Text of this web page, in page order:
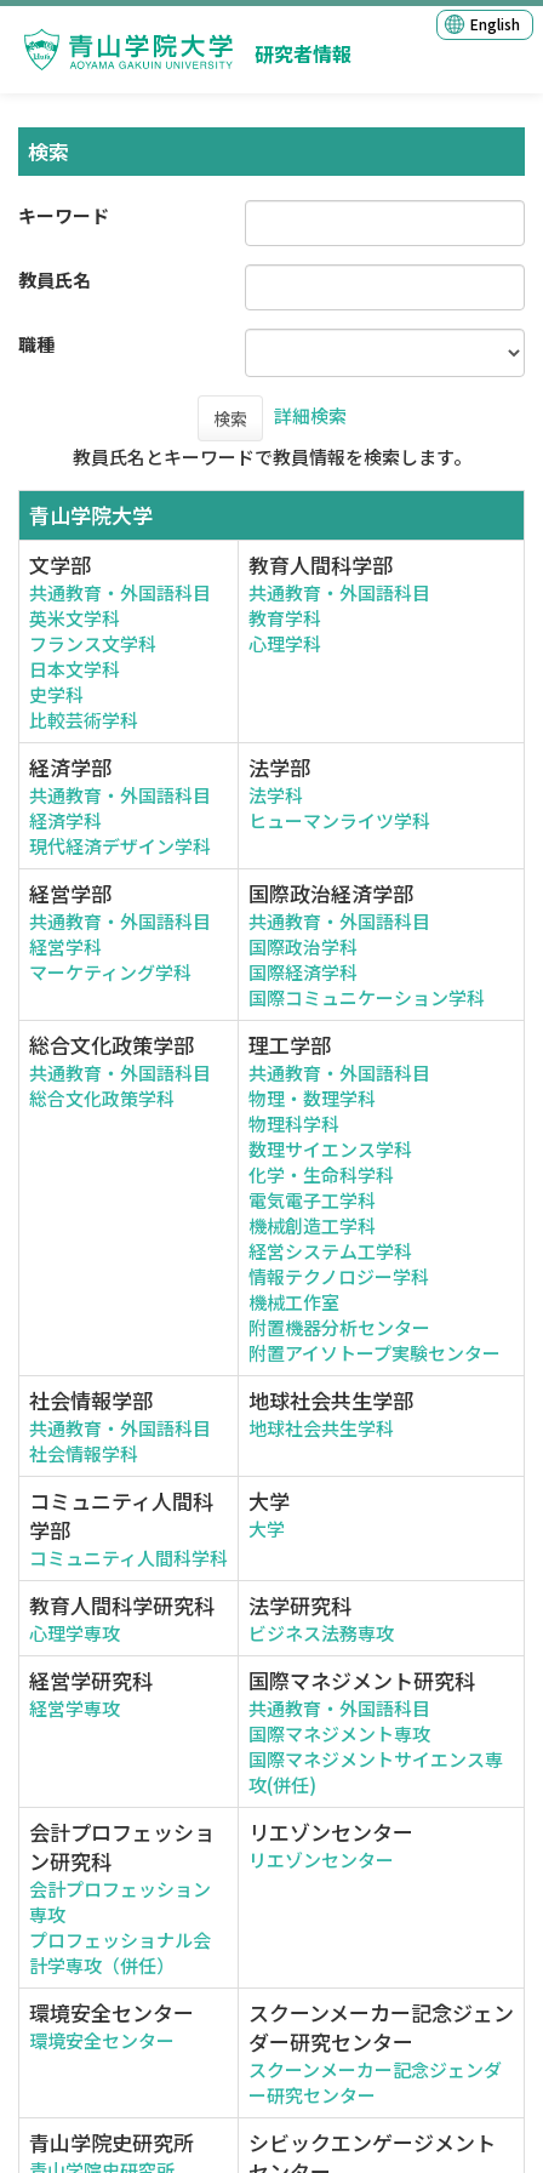
研究者情報
English
検索
キーワード
教員氏名
職種
検索
詳細検索
教員氏名とキーワードで教員情報を検索します。
青山学院大学
文学部
共通教育・外国語科目
英米文学科
フランス文学科
日本文学科
史学科
比較芸術学科
教育人間科学部
共通教育・外国語科目
教育学科
心理学科
経済学部
共通教育・外国語科目
経済学科
現代経済デザイン学科
法学部
法学科
ヒューマンライツ学科
経営学部
共通教育・外国語科目
経営学科
マーケティング学科
国際政治経済学部
共通教育・外国語科目
国際政治学科
国際経済学科
国際コミュニケーション学科
総合文化政策学部
共通教育・外国語科目
総合文化政策学科
理工学部
共通教育・外国語科目
物理・数理学科
物理科学科
数理サイエンス学科
化学・生命科学科
電気電子工学科
機械創造工学科
経営システム工学科
情報テクノロジー学科
機械工作室
附置機器分析センター
附置アイソトープ実験センター
社会情報学部
共通教育・外国語科目
社会情報学科
地球社会共生学部
地球社会共生学科
コミュニティ人間科
学部
コミュニティ人間科学科
大学
大学
教育人間科学研究科
心理学専攻
法学研究科
ビジネス法務専攻
経営学研究科
経営学専攻
国際マネジメント研究科
共通教育・外国語科目
国際マネジメント専攻
国際マネジメントサイエンス専
攻(併任)
会計プロフェッショ
ン研究科
会計プロフェッション
専攻
プロフェッショナル会
計学専攻（併任）
リエゾンセンター
リエゾンセンター
環境安全センター
環境安全センター
スクーンメーカー記念ジェン
ダー研究センター
スクーンメーカー記念ジェンダ
ー研究センター
青山学院史研究所
シビックエンゲージメント